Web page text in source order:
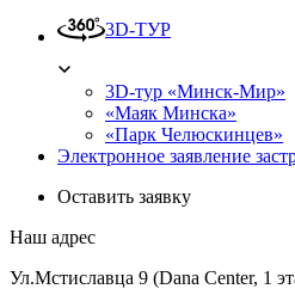
3D-ТУР
3D-тур «Минск-Мир»
«Маяк Минска»
«Парк Челюскинцев»
Электронное заявление
Оставить заявку
Наш адрес
Ул.Мстиславца 9 (Dana Center, 1